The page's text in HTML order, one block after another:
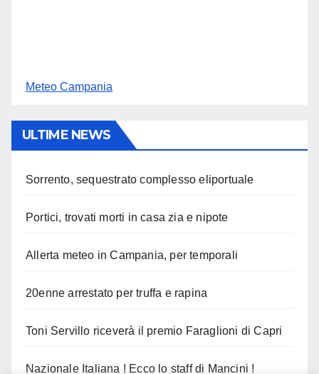
Meteo Campania
ULTIME NEWS
Sorrento, sequestrato complesso eliportuale
Portici, trovati morti in casa zia e nipote
Allerta meteo in Campania, per temporali
20enne arrestato per truffa e rapina
Toni Servillo riceverà il premio Faraglioni di Capri
Nazionale Italiana ! Ecco lo staff di Mancini !